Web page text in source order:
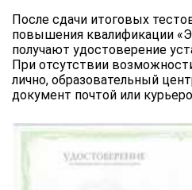
После сдачи итоговых
повышения квалификации
получают удостоверение
При отсутствии
лично, образовательный
документ почтой или